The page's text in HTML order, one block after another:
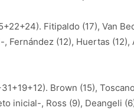
Fitipaldo (17), Van
Fernández (12), Huertas
Brown (15),
inicial-, Ross (9), Deangeli